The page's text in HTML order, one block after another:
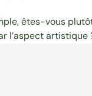
êtes-vous
l’aspect artistique